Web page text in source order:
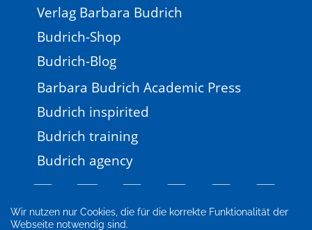
Wir nutzen nur Cookies, die für die korrekte Funktionalität der
Webseite notwendig sind.
Verlag Barbara Budrich
Budrich-Shop
Budrich-Blog
Barbara Budrich Academic Press
Budrich inspirited
Budrich training
Budrich agency